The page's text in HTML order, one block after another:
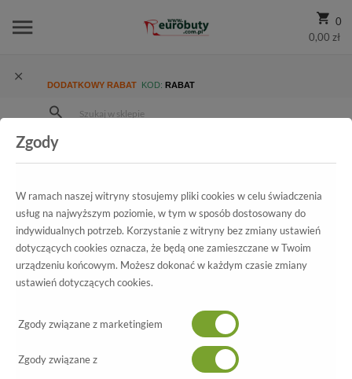
0
0,00 zł
DODATKOWY RABAT KOD: RABAT
Damskie
Czółenka
Wszystkie produkty
04340-7048-01
Zgody
W ramach naszej witryny stosujemy pliki cookies w celu świadczenia
usług na najwyższym poziomie, w tym w sposób dostosowany do
indywidualnych potrzeb. Korzystanie z witryny bez zmiany ustawień
dotyczących cookies oznacza, że będą one zamieszczane w Twoim
urządzeniu końcowym. Możesz dokonać w każdym czasie zmiany
ustawień dotyczących cookies.
Zgody związane z marketingiem
Zgody związane z